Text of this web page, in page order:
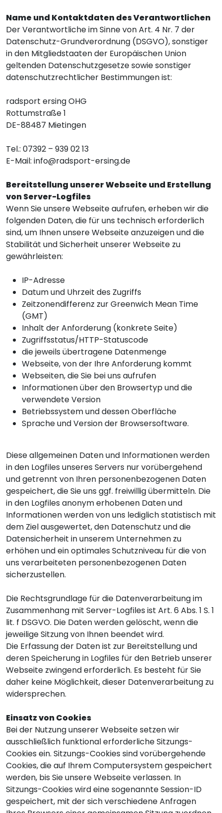
Name und Kontaktdaten des Verantwortlichen
Der Verantwortliche im Sinne von Art. 4 Nr. 7 der
Datenschutz-Grundverordnung (DSGVO), sonstiger
in den Mitgliedstaaten der Europäischen Union
geltenden Datenschutzgesetze sowie sonstiger
datenschutzrechtlicher Bestimmungen ist:
radsport ersing OHG
Rottumstraße 1
DE-88487 Mietingen
Tel.: 07392 – 939 02 13
E-Mail: info@radsport-ersing.de
Bereitstellung unserer Webseite und Erstellung
von Server-Logfiles
Wenn Sie unsere Webseite aufrufen, erheben wir die
folgenden Daten, die für uns technisch erforderlich
sind, um Ihnen unsere Webseite anzuzeigen und die
Stabilität und Sicherheit unserer Webseite zu
gewährleisten:
IP-Adresse
Datum und Uhrzeit des Zugriffs
Zeitzonendifferenz zur Greenwich Mean Time
(GMT)
Inhalt der Anforderung (konkrete Seite)
Zugriffsstatus/HTTP-Statuscode
die jeweils übertragene Datenmenge
Webseite, von der Ihre Anforderung kommt
Webseiten, die Sie bei uns aufrufen
Informationen über den Browsertyp und die
verwendete Version
Betriebssystem und dessen Oberfläche
Sprache und Version der Browsersoftware.
Diese allgemeinen Daten und Informationen werden
in den Logfiles unseres Servers nur vorübergehend
und getrennt von Ihren personenbezogenen Daten
gespeichert, die Sie uns ggf. freiwillig übermitteln. Die
in den Logfiles anonym erhobenen Daten und
Informationen werden von uns lediglich statistisch mit
dem Ziel ausgewertet, den Datenschutz und die
Datensicherheit in unserem Unternehmen zu
erhöhen und ein optimales Schutzniveau für die von
uns verarbeiteten personenbezogenen Daten
sicherzustellen.
Die Rechtsgrundlage für die Datenverarbeitung im
Zusammenhang mit Server-Logfiles ist Art. 6 Abs. 1 S. 1
lit. f DSGVO. Die Daten werden gelöscht, wenn die
jeweilige Sitzung von Ihnen beendet wird.
Die Erfassung der Daten ist zur Bereitstellung und
deren Speicherung in Logfiles für den Betrieb unserer
Webseite zwingend erforderlich. Es besteht für Sie
daher keine Möglichkeit, dieser Datenverarbeitung zu
widersprechen.
Einsatz von Cookies
Bei der Nutzung unserer Webseite setzen wir
ausschließlich funktional erforderliche Sitzungs-
Cookies ein. Sitzungs-Cookies sind vorübergehende
Cookies, die auf Ihrem Computersystem gespeichert
werden, bis Sie unsere Webseite verlassen. In
Sitzungs-Cookies wird eine sogenannte Session-ID
gespeichert, mit der sich verschiedene Anfragen